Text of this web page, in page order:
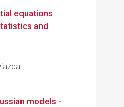
equations
and
models -